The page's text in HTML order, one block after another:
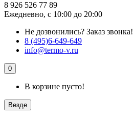
8 926 526 77 89
Ежедневно, с 10:00 до 20:00
Не дозвонились? Заказ звонка!
8 (495)6-649-649
info@termo-v.ru
0
В корзине пусто!
Везде